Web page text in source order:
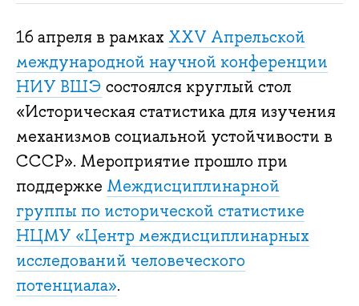
16 апреля в рамках XXV Апрельской
международной научной конференции
НИУ ВШЭ состоялся круглый стол
«Историческая статистика для изучения
механизмов социальной устойчивости в
СССР». Мероприятие прошло при
поддержке Междисциплинарной
группы по исторической статистике
НЦМУ «Центр междисциплинарных
исследований человеческого
потенциала».